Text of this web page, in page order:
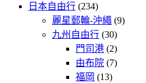
日本自由行 (234)
麗星郵輪-沖繩 (9)
九州自由行 (30)
門司港 (2)
由布院 (7)
福岡 (13)